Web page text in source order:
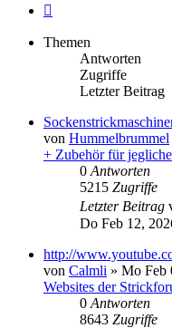
Themen
Antworten
Zugriffe
Letzter Beitrag
von Hummelbrummel
+ Zubehör für
0 Antworten
5215 Zugriffe
Letzter Beitrag
Do Feb 12,
http://
von Calmli » Mo Feb
Websites der
0 Antworten
8643 Zugriffe